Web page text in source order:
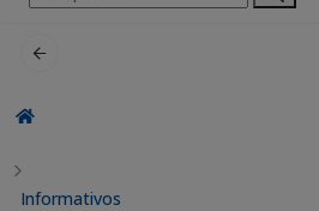
por:
Informativos